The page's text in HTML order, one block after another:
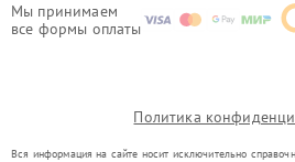
Мы принимаем
все формы оплаты
Политика
Вся информация на сайте носит исключительно